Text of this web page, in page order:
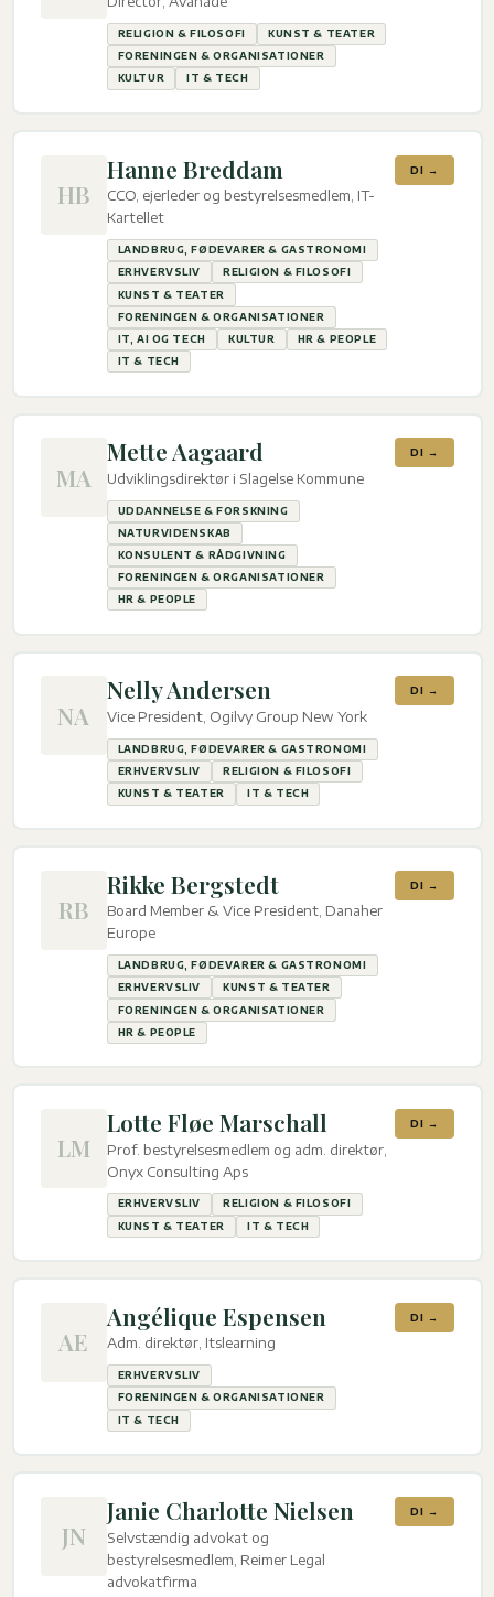
RELIGION & FILOSOFI
KUNST & TEATER
FORENINGEN & ORGANISATIONER
KULTUR
IT & TECH
HB
Hanne Breddam
CCO, ejerleder og bestyrelsesmedlem, IT-
Kartellet
LANDBRUG, FØDEVARER & GASTRONOMI
ERHVERVSLIV
RELIGION & FILOSOFI
KUNST & TEATER
FORENINGEN & ORGANISATIONER
IT, AI OG TECH
KULTUR
HR & PEOPLE
IT & TECH
DI →
MA
Mette Aagaard
Udviklingsdirektør i Slagelse Kommune
UDDANNELSE & FORSKNING
NATURVIDENSKAB
KONSULENT & RÅDGIVNING
FORENINGEN & ORGANISATIONER
HR & PEOPLE
DI →
NA
Nelly Andersen
Vice President, Ogilvy Group New York
LANDBRUG, FØDEVARER & GASTRONOMI
ERHVERVSLIV
RELIGION & FILOSOFI
KUNST & TEATER
IT & TECH
DI →
RB
Rikke Bergstedt
Board Member & Vice President, Danaher
Europe
LANDBRUG, FØDEVARER & GASTRONOMI
ERHVERVSLIV
KUNST & TEATER
FORENINGEN & ORGANISATIONER
HR & PEOPLE
DI →
LM
Lotte Fløe Marschall
Prof. bestyrelsesmedlem og adm. direktør,
Onyx Consulting Aps
ERHVERVSLIV
RELIGION & FILOSOFI
KUNST & TEATER
IT & TECH
DI →
AE
Angélique Espensen
Adm. direktør, Itslearning
ERHVERVSLIV
FORENINGEN & ORGANISATIONER
IT & TECH
DI →
JN
Janie Charlotte Nielsen
Selvstændig advokat og
bestyrelsesmedlem, Reimer Legal
advokatfirma
DI →